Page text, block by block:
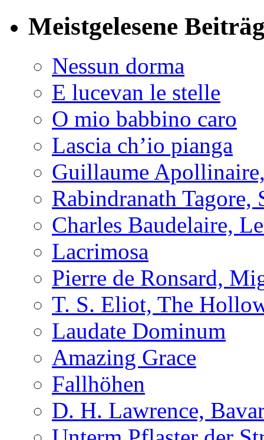
Meistgelesene
Nessun dorma
E lucevan le stelle
O mio babbino caro
Lascia ch’io pianga
Guillaume
Rabindranath
Charles Baudelaire,
Lacrimosa
Pierre de Ronsard,
T. S. Eliot, The
Laudate Dominum
Amazing Grace
Fallhöhen
D. H. Lawrence,